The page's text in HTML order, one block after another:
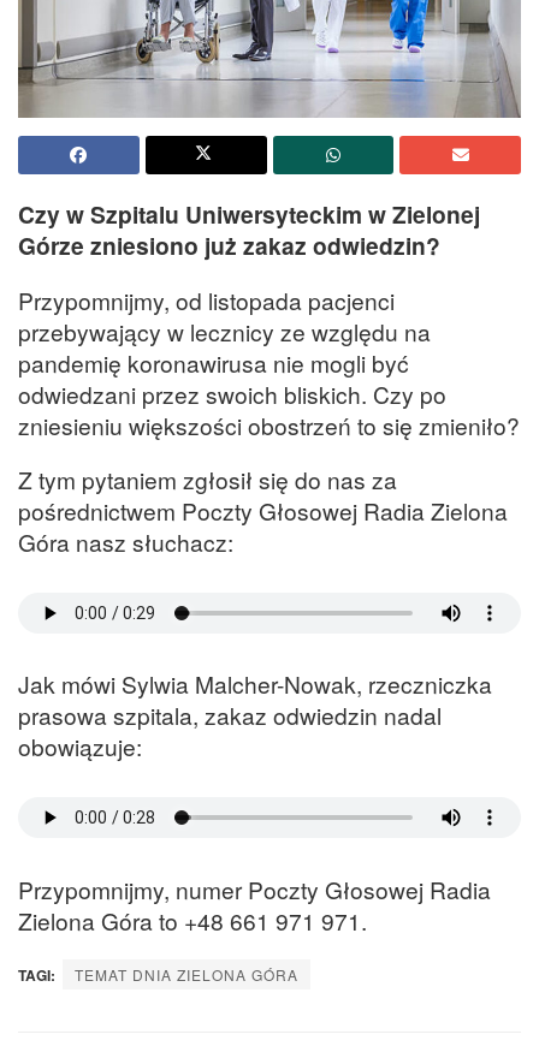
Czy w Szpitalu Uniwersyteckim w Zielonej
Górze zniesiono już zakaz odwiedzin?
Przypomnijmy, od listopada pacjenci
przebywający w lecznicy ze względu na
pandemię koronawirusa nie mogli być
odwiedzani przez swoich bliskich. Czy po
zniesieniu większości obostrzeń to się zmieniło?
Z tym pytaniem zgłosił się do nas za
pośrednictwem Poczty Głosowej Radia Zielona
Góra nasz słuchacz:
Jak mówi Sylwia Malcher-Nowak, rzeczniczka
prasowa szpitala, zakaz odwiedzin nadal
obowiązuje:
Przypomnijmy, numer Poczty Głosowej Radia
Zielona Góra to +48 661 971 971.
TAGI: TEMAT DNIA ZIELONA GÓRA